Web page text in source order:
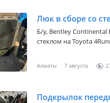
Люк в сборе со
Б/y, Bentley Continental
стеклом на Toyota
Алматы 7 августа
Подкрылок